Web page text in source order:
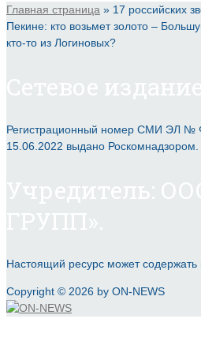
Главная страница » 17 российских
Пекине: кто возьмет золото –
кто-то из Логиновых?
Регистрационный номер СМИ ЭЛ №
15.06.2022 выдано Роскомнадзором.
Настоящий ресурс может
Copyright © 2026 by ON-NEWS